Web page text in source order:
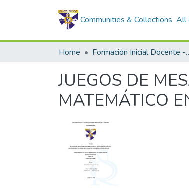
Communities & Collections All
Home Formación
JUEGOS DE
MATEMÁTICO